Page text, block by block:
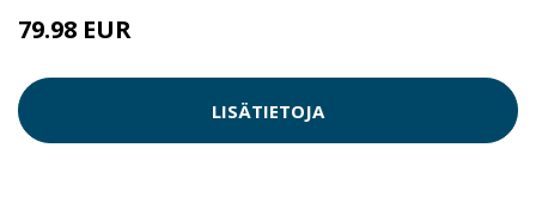
79.98 EUR
LISÄTIETOJA